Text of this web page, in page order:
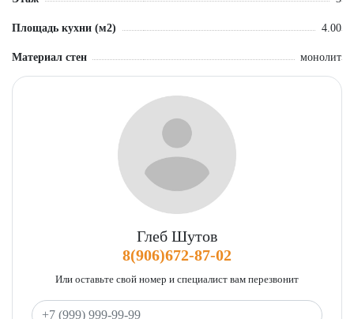
Площадь кухни (м2) 4.00
Материал стен монолит
Глеб Шутов
8(906)672-87-02
Или оставьте свой номер и специалист вам перезвонит